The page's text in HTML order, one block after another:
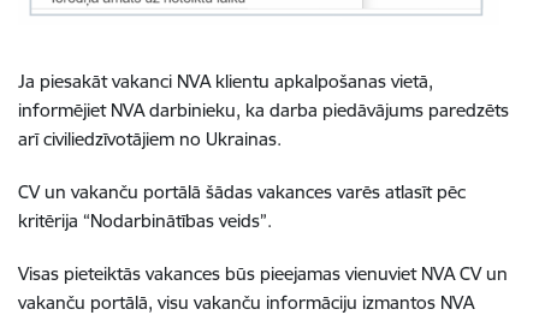
Ja piesakāt vakanci NVA klientu apkalpošanas vietā,
informējiet NVA darbinieku, ka darba piedāvājums paredzēts
arīciviliedzīvotājiem no Ukrainas.
CV un vakanču portālā šādas vakances varēs atlasīt pēc
kritērija “Nodarbinātības veids”.
Visas pieteiktās vakances būs pieejamas vienuviet NVA CV un
vakanču portālā, visu vakanču informāciju izmantos NVA